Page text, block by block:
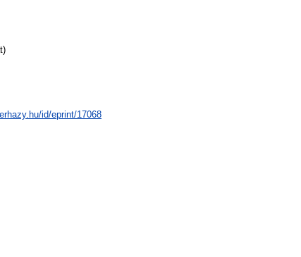
id/eprint/17068